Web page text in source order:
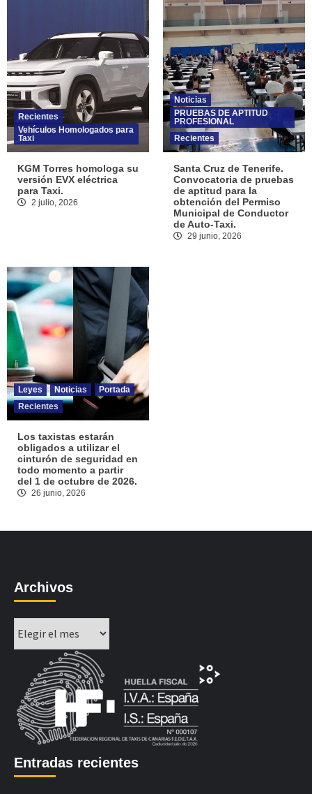
Recientes
Vehículos Homologados para
Taxi
KGM Torres homologa su
versión EVX eléctrica
para Taxi.
2 julio, 2026
Noticias
PRUEBAS DE APTITUD
PROFESIONAL
Recientes
Santa Cruz de Tenerife.
Convocatoria de pruebas
de aptitud para la
obtención del Permiso
Municipal de Conductor
de Auto-Taxi.
29 junio, 2026
Leyes Noticias
Portada
Recientes
Los taxistas estarán
obligados a utilizar el
cinturón de seguridad en
todo momento a partir
del 1 de octubre de 2026.
26 junio, 2026
Archivos
Entradas recientes